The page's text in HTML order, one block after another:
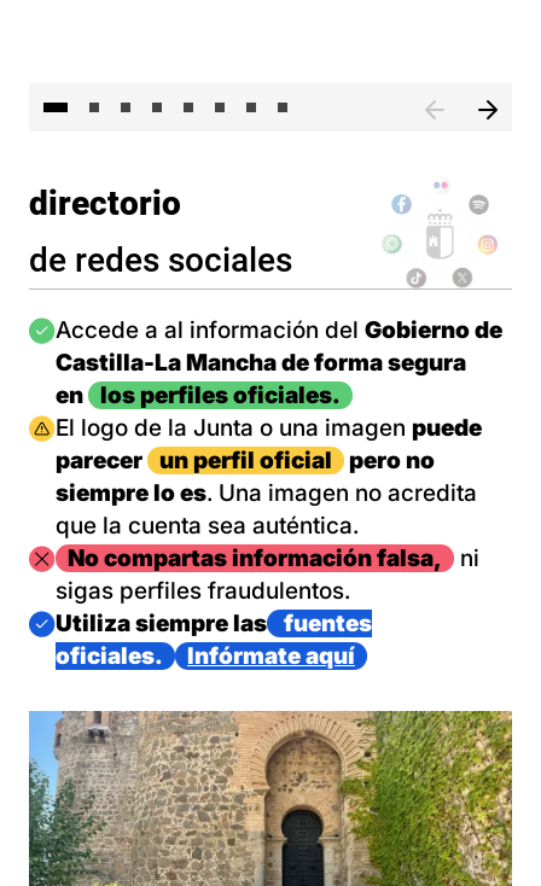
directorio
de redes sociales
Imagen
Accede a al información del Gobierno de
Castilla-La Mancha de forma segura
en
los perfiles oficiales.
Imagen
El logo de la Junta o una imagen puede
parecer
un perfil oficial
pero no
siempre lo es. Una imagen no acredita
que la cuenta sea auténtica.
ImagenNo compartas información falsa,
ni
sigas perfiles fraudulentos.
Imagen
Utiliza siempre las
fuentes
oficiales.
Infórmate aquí